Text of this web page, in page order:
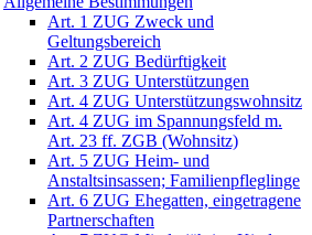
Art. 1 ZUG Zweck und
Geltungsbereich
Art. 2 ZUG Bedürftigkeit
Art. 3 ZUG Unterstützungen
Art. 4 ZUG Unterstützungswohnsitz
Art. 4 ZUG im Spannungsfeld m.
Art. 23 ff. ZGB (Wohnsitz)
Art. 5 ZUG Heim- und
Anstaltsinsassen; Familienpfleglinge
Art. 6 ZUG Ehegatten, eingetragene
Partnerschaften